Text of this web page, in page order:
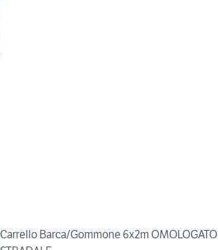
Carrello Barca/Gommone 6x2m OMOLOGATO